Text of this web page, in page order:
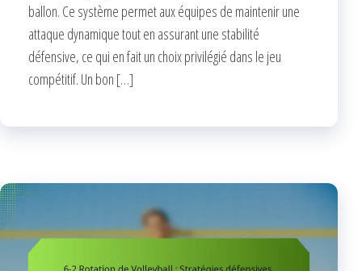
ballon. Ce système permet aux équipes de maintenir une
attaque dynamique tout en assurant une stabilité
défensive, ce qui en fait un choix privilégié dans le jeu
compétitif. Un bon […]